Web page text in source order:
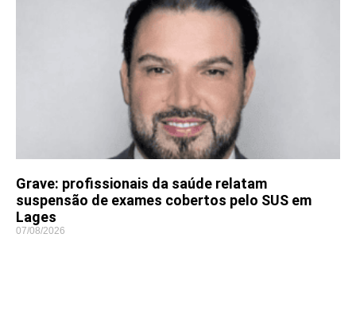
Grave: profissionais da saúde relatam
suspensão de exames cobertos pelo SUS em
Lages
07/08/2026